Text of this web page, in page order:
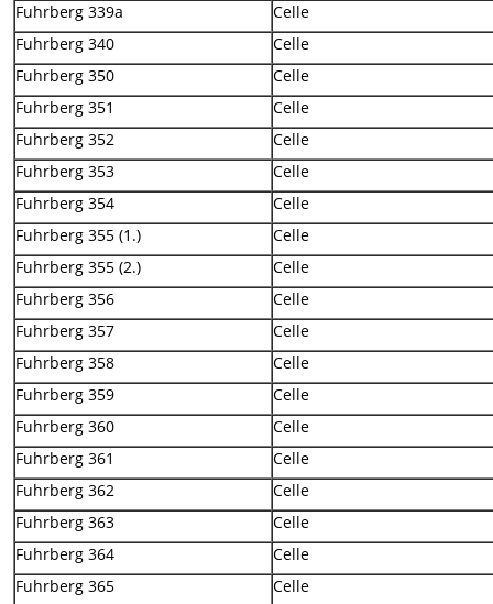
Fuhrberg 339a
Celle
Fuhrberg 340
Celle
Fuhrberg 350
Celle
Fuhrberg 351
Celle
Fuhrberg 352
Celle
Fuhrberg 353
Celle
Fuhrberg 354
Celle
Fuhrberg 355 (1.)
Celle
Fuhrberg 355 (2.)
Celle
Fuhrberg 356
Celle
Fuhrberg 357
Celle
Fuhrberg 358
Celle
Fuhrberg 359
Celle
Fuhrberg 360
Celle
Fuhrberg 361
Celle
Fuhrberg 362
Celle
Fuhrberg 363
Celle
Fuhrberg 364
Celle
Fuhrberg 365
Celle